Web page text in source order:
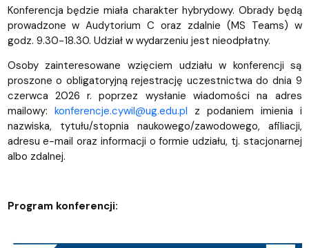
Konferencja będzie miała charakter hybrydowy. Obrady będą
prowadzone w Audytorium C oraz zdalnie (MS Teams) w
godz. 9.30-18.30. Udział w wydarzeniu jest nieodpłatny.
Osoby zainteresowane wzięciem udziału w konferencji są
proszone o obligatoryjną rejestrację uczestnictwa do dnia 9
czerwca 2026 r. poprzez wysłanie wiadomości na adres
mailowy: konferencje.cywil@ug.edu.pl z podaniem imienia i
nazwiska, tytułu/stopnia naukowego/zawodowego, afiliacji,
adresu e-mail oraz informacji o formie udziału, tj. stacjonarnej
albo zdalnej.
Program konferencji: